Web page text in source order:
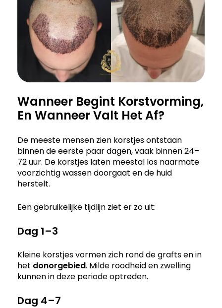
Wanneer Begint Korstvorming,
En Wanneer Valt Het Af?
De meeste mensen zien korstjes ontstaan
binnen de eerste paar dagen, vaak binnen 24–
72 uur. De korstjes laten meestal los naarmate
voorzichtig wassen doorgaat en de huid
herstelt.
Een gebruikelijke tijdlijn ziet er zo uit:
Dag 1–3
Kleine korstjes vormen zich rond de grafts en in
het donorgebied. Milde roodheid en zwelling
kunnen in deze periode optreden.
Dag 4–7